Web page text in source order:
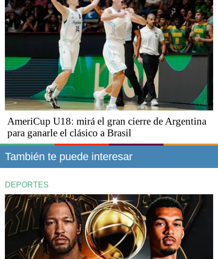
AmeriCup U18: mirá el gran cierre de Argentina
para ganarle el clásico a Brasil
También te puede interesar
DEPORTES